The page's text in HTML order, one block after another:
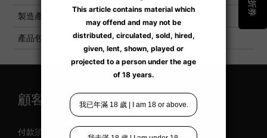
製造產地
中國
產品包括
黃金色花舞旗袍、丁字褲
顧客須知
付款須知